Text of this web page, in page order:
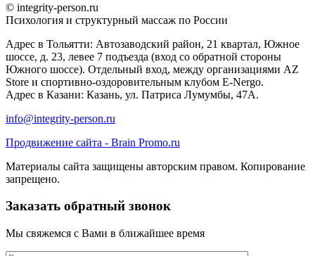
© integrity-person.ru
Психология и структурный массаж по России
Адрес в Тольятти: Автозаводский район, 21 квартал, Южное
шоссе, д. 23, левее 7 подъезда (вход со обратной стороны
Южного шоссе). Отдельный вход, между организациями AZ
Store и спортивно-оздоровительным клубом E-Nergo.
Адрес в Казани: Казань, ул. Патриса Лумумбы, 47А.
info@integrity-person.ru
Продвижение сайта - Brain Promo.ru
Материалы сайта защищены авторским правом. Копирование
запрещено.
Заказать обратный звонок
Мы свяжемся с Вами в ближайшее время